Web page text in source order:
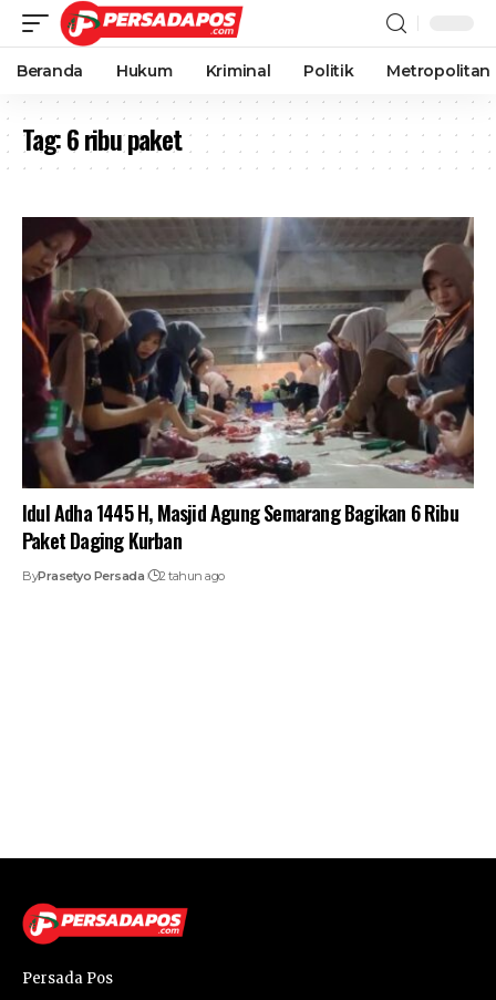
Beranda Hukum Kriminal Politik Metropolitan
Tag:6 ribu paket
Idul Adha 1445 H, Masjid Agung Semarang Bagikan 6 Ribu
Paket Daging Kurban
ByPrasetyo Persada 2 tahun ago
Persada Pos